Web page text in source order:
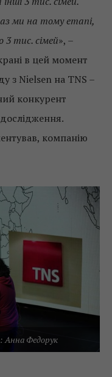
ми на тому етапі,
тис. сімей», –
в цей момент
з Nielsen на TNS –
конкурент
компанію
Анна Федорук